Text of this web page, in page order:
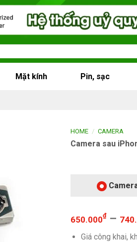
Mặt kính Pin, sạc
HOME / CAMERA
Camera sau
650.000₫–
Giá công khai,